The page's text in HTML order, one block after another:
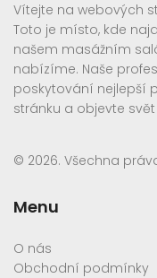
Vítejte na webových
Toto je místo, kde
našem masážním
nabízíme. Naše
poskytování nejlepší
stránku a objevte
© 2026. Všechna
Menu
O nás
Obchodní podmínky